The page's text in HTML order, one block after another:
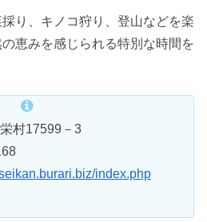
り、キノコ狩り、登山などを楽
恵みを感じられる特別な時間を
村17599－3
index.php